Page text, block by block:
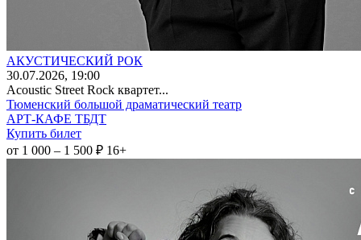
АКУСТИЧЕСКИЙ РОК
30.07.2026, 19:00
Acoustic Street Rock квартет...
Тюменский большой драматический театр
АРТ-КАФЕ ТБДТ
Купить билет
от 1 000 – 1 500 ₽ 16+